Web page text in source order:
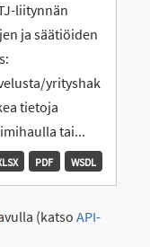
liitynnän
ja säätiöiden
yrityshak
tietoja
tai...
WSDL
PDF
(katso API-